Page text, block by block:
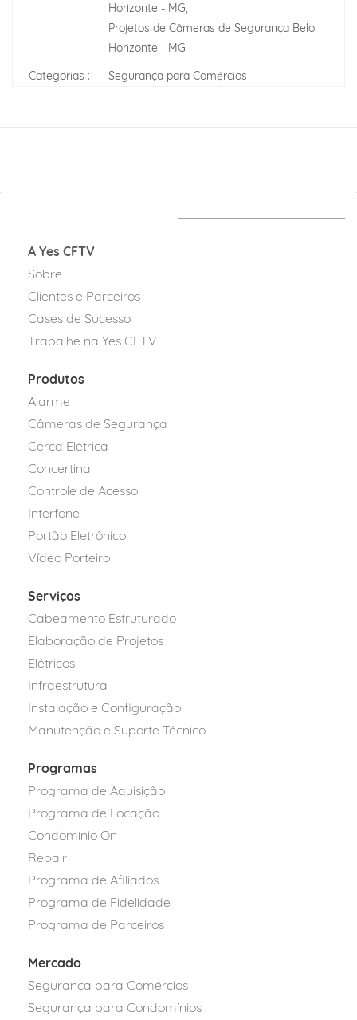
Horizonte - MG,
Projetos de Câmeras de Segurança Belo
Horizonte - MG
Categorias :
Segurança para Comércios
A Yes CFTV
Sobre
Clientes e Parceiros
Cases de Sucesso
Trabalhe na Yes CFTV
Produtos
Alarme
Câmeras de Segurança
Cerca Elétrica
Concertina
Controle de Acesso
Interfone
Portão Eletrônico
Vídeo Porteiro
Serviços
Cabeamento Estruturado
Elaboração de Projetos
Elétricos
Infraestrutura
Instalação e Configuração
Manutenção e Suporte Técnico
Programas
Programa de Aquisição
Programa de Locação
Condomínio On
Repair
Programa de Afiliados
Programa de Fidelidade
Programa de Parceiros
Mercado
Segurança para Comércios
Segurança para Condomínios